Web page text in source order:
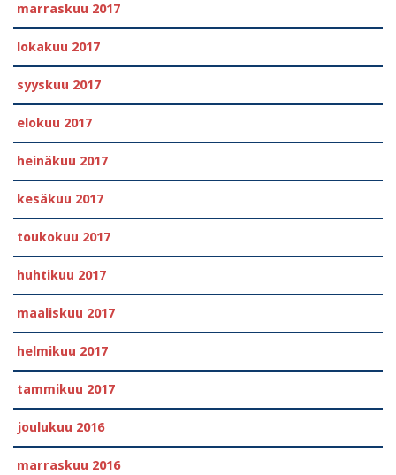
marraskuu 2017
lokakuu 2017
syyskuu 2017
elokuu 2017
heinäkuu 2017
kesäkuu 2017
toukokuu 2017
huhtikuu 2017
maaliskuu 2017
helmikuu 2017
tammikuu 2017
joulukuu 2016
marraskuu 2016